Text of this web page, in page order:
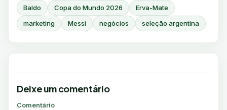
Baldo Copa do Mundo 2026
Erva-Mate
marketing
Messi negócios seleção argentina
Deixe um comentário
Comentário